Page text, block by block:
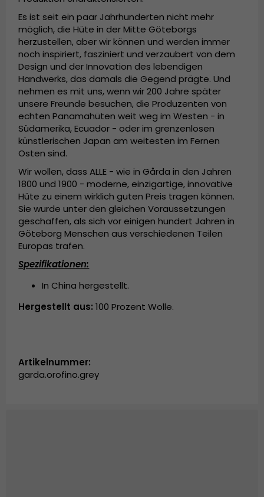
Es ist seit ein paar Jahrhunderten nicht mehr
möglich, die Hüte in der Mitte Göteborgs
herzustellen, aber wir können und werden immer
noch inspiriert, fasziniert und verzaubert von dem
Design und der Innovation des lebendigen
Handwerks, das damals die Gegend prägte. Und
nehmen es mit uns, wenn wir 200 Jahre später
unsere Freunde besuchen, die Produzenten von
echten Panamahüten weit weg im Westen - in
Südamerika, Ecuador - oder im grenzenlosen
künstlerischen Japan am weitesten im Fernen
Osten sind.
Wir wollen, dass ALLE - wie in Gårda in den Jahren
1800 und 1900 - moderne, einzigartige, innovative
Hüte zu einem wirklich guten Preis tragen können.
Sie wurde unter den gleichen Voraussetzungen
geschaffen, als sich vor einigen hundert Jahren in
Göteborg Menschen aus verschiedenen Teilen
Europas trafen.
Spezifikationen:
In China hergestellt.
Hergestellt aus: 100 Prozent Wolle.
Artikelnummer:
garda.orofino.grey